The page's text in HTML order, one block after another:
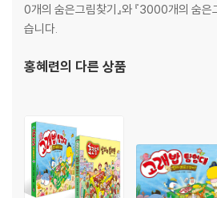
0개의 숨은그림찾기』와 『3000개의 숨은
습니다.
홍혜련의 다른 상품